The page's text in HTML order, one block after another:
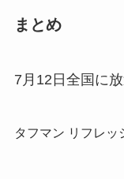
まとめ
7月12日全国に放
タフマン リフレッ